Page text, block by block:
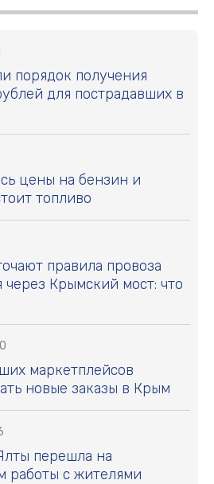
порядок получения
для пострадавших в
цены на бензин и
топливо
правила провоза
Крымский мост: что
маркетплейсов
новые заказы в Крым
перешла на
работы с жителями